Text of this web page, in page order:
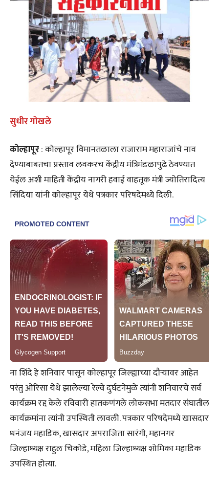
सुधीर गोखले
कोल्हापूर: कोल्हापूर विमानतळाला राजाराम महाराजांचे नाव
देण्याबाबतचा प्रस्ताव लवकरच केंद्रीय मंत्रिमंडळापुढे ठेवण्यात
येईल अशी माहिती केंद्रीय नागरी हवाई वाहतूक मंत्री ज्योतिरादित्य
सिंदिया यांनी कोल्हापूर येथे पत्रकार परिषदेमध्ये दिली.
ना शिंदे हे शनिवार पासून कोल्हापूर जिल्ह्याच्या दौऱ्यावर आहेत
परंतु ओरिसा येथे झालेल्या रेल्वे दुर्घटनेमुळे त्यांनी शनिवारचे सर्व
कार्यक्रम रद्द केले रविवारी हातकणंगले लोकसभा मतदार संघातील
कार्यक्रमांना त्यांनी उपस्थिती लावली. पत्रकार परिषदेमध्ये खासदार
धनंजय महाडिक, खासदार अपराजिता सारंगी, महानगर
जिल्हाध्यक्ष राहुल चिकोडे, महिला जिल्हाध्यक्ष शोमिका महाडिक
उपस्थित होत्या.